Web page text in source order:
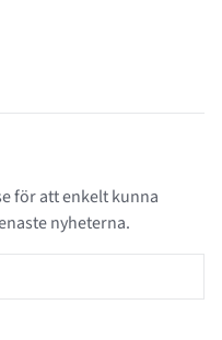
för att enkelt kunna
nyheterna.